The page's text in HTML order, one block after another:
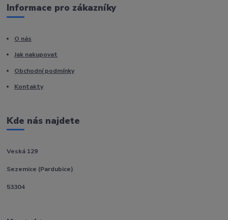
Informace pro zákazníky
O nás
Jak nakupovat
Obchodní podmínky
Kontakty
Kde nás najdete
Veská 129
Sezemice (Pardubice)
53304